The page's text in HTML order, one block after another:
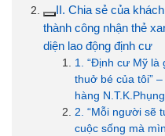
II. Chia sẻ của
thành công nhận thẻ
diện lao động định cư
1. “Định cư Mỹ là
thuở bé của tôi” –
hàng N.T.K.Phụng
2. “Mỗi người sẽ
cuộc sống mà